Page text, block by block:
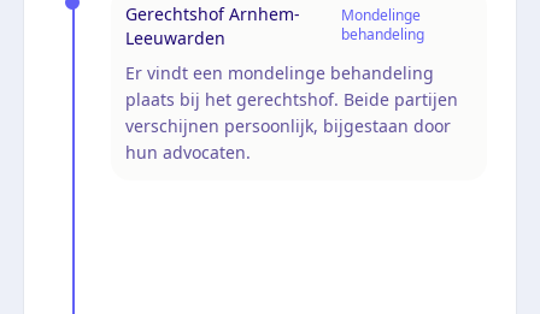
Gerechtshof Arnhem-
Leeuwarden
Mondelinge
behandeling
Er vindt een mondelinge behandeling
plaats bij het gerechtshof. Beide partijen
verschijnen persoonlijk, bijgestaan door
hun advocaten.